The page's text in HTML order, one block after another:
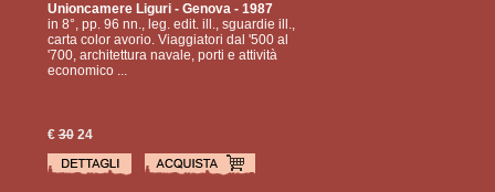
Unioncamere Liguri- Genova - 1987
in 8°, pp. 96 nn., leg. edit. ill., sguardie ill.,
carta color avorio. Viaggiatori dal '500 al
'700, architettura navale, porti e attività
economico ...
€3024